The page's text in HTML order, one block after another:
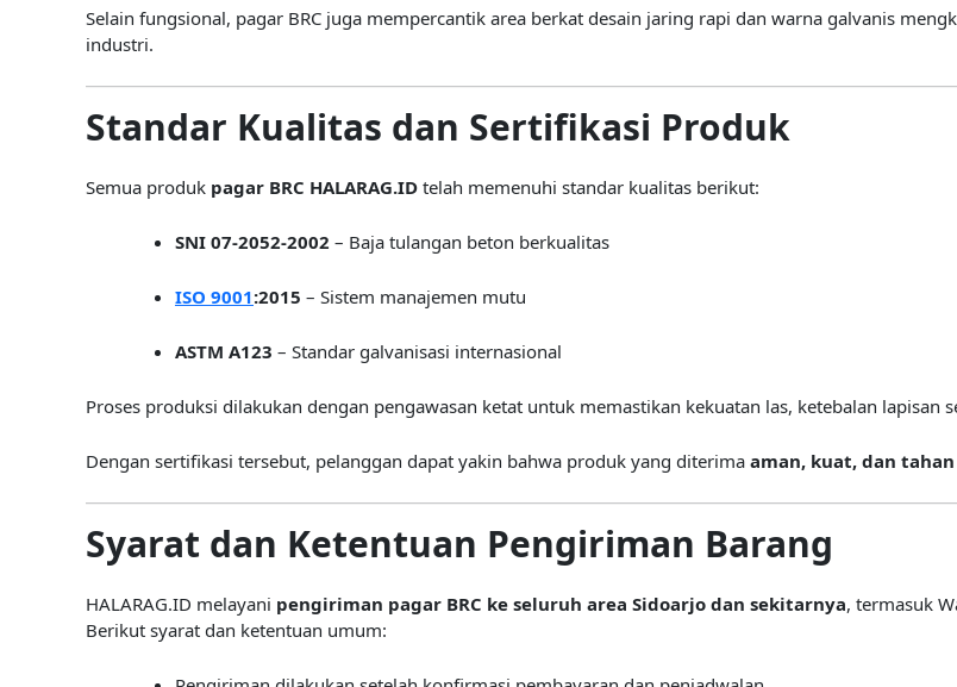
Selain fungsional, pagar BRC juga mempercantik area berkat desain jaring rapi dan warna galvanis
industri.
Standar Kualitas dan Sertifikasi Produk
Semua produk pagar BRC HALARAG.ID telah memenuhi standar kualitas berikut:
SNI 07-2052-2002 – Baja tulangan beton berkualitas
ISO 9001:2015 – Sistem manajemen mutu
ASTM A123 – Standar galvanisasi internasional
Proses produksi dilakukan dengan pengawasan ketat untuk memastikan kekuatan las, ketebalan lapisan
Dengan sertifikasi tersebut, pelanggan dapat yakin bahwa produk yang diterima aman, kuat, dan
Syarat dan Ketentuan Pengiriman Barang
HALARAG.ID melayani pengiriman pagar BRC ke seluruh area Sidoarjo dan sekitarnya, termasuk
Berikut syarat dan ketentuan umum: